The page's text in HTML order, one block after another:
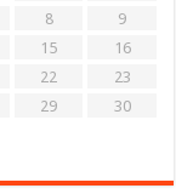
8
9
15
16
22
23
29
30